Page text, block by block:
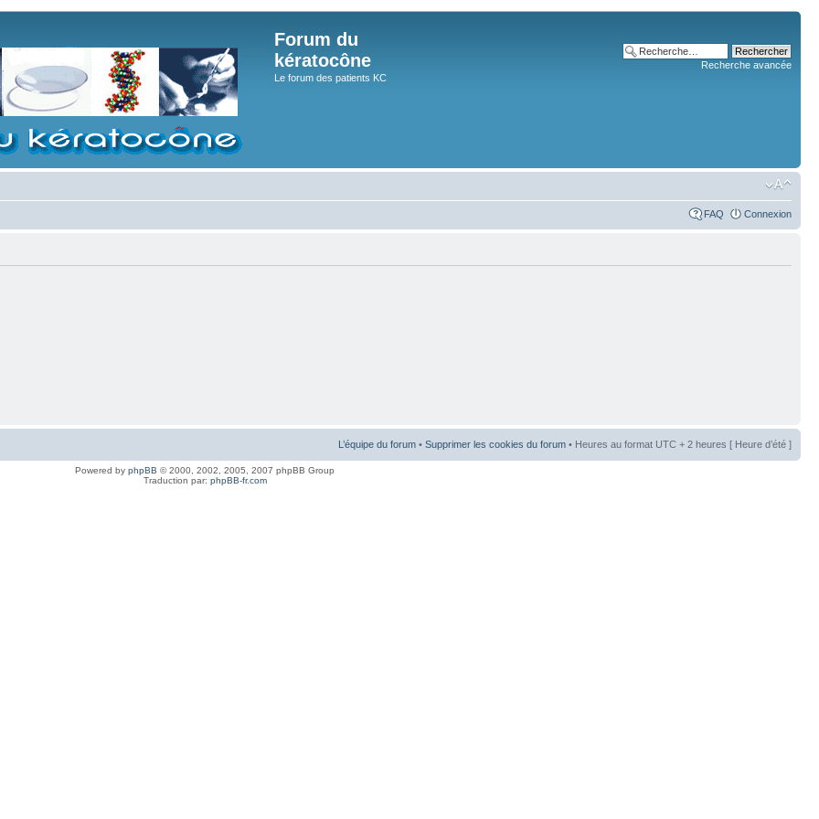
Forum du
kératocône
Le forum des patients KC
Recherche avancée
FAQ Connexion
L’équipe du forum • Supprimer les cookies du forum • Heures au format UTC + 2 heures [ Heure d’été ]
Powered by phpBB © 2000, 2002, 2005, 2007 phpBB Group
Traduction par: phpBB-fr.com